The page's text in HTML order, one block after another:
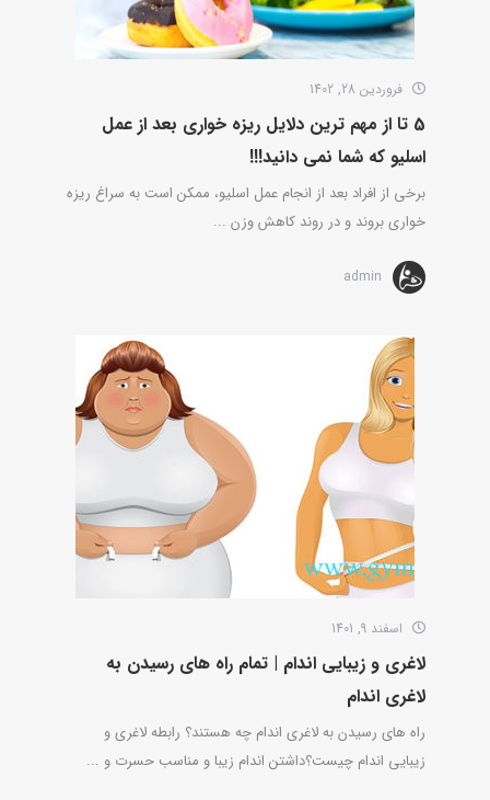
فروردین 28, 1402
5 تا از مهم ترین دلایل ریزه خواری بعد از عمل
اسلیو که شما نمی دانید!!!
برخی از افراد بعد از انجام عمل اسلیو، ممکن است به سراغ ریزه
خواری بروند و در روند کاهش وزن ...
admin
اسفند 9, 1401
لاغری و زیبایی اندام | تمام راه های رسیدن به
لاغری اندام
راه های رسیدن به لاغری اندام چه هستند؟ رابطه لاغری و
زیبایی اندام چیست؟داشتن اندام زیبا و مناسب حسرت و ...